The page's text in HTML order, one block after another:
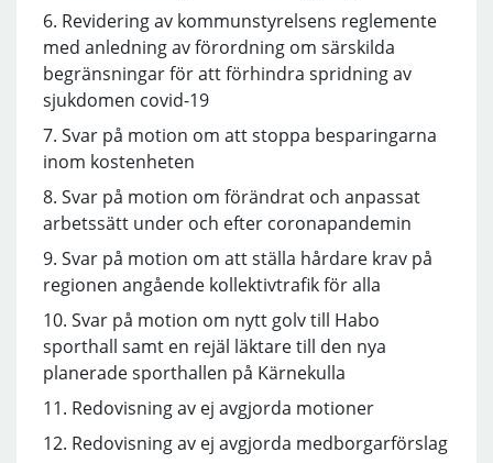
6. Revidering av kommunstyrelsens reglemente
med anledning av förordning om särskilda
begränsningar för att förhindra spridning av
sjukdomen covid-19
7. Svar på motion om att stoppa besparingarna
inom kostenheten
8. Svar på motion om förändrat och anpassat
arbetssätt under och efter coronapandemin
9. Svar på motion om att ställa hårdare krav på
regionen angående kollektivtrafik för alla
10. Svar på motion om nytt golv till Habo
sporthall samt en rejäl läktare till den nya
planerade sporthallen på Kärnekulla
11. Redovisning av ej avgjorda motioner
12. Redovisning av ej avgjorda medborgarförslag